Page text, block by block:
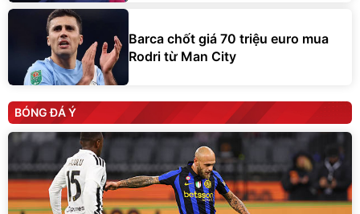
Barca chốt giá 70 triệu euro mua
Rodri từ Man City
BÓNG ĐÁ Ý